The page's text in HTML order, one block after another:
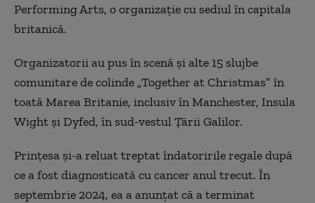
Performing Arts, o organizaţie cu sediul în capitala
britanică.
Organizatorii au pus în scenă şi alte 15 slujbe
comunitare de colinde „Together at Christmas” în
toată Marea Britanie, inclusiv în Manchester, Insula
Wight şi Dyfed, în sud-vestul Ţării Galilor.
Prinţesa şi-a reluat treptat îndatoririle regale după
ce a fost diagnosticată cu cancer anul trecut. În
septembrie 2024, ea a anunţat că a terminat